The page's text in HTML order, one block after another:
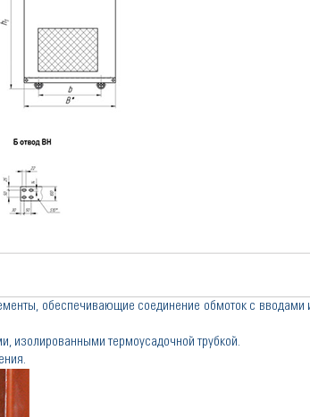
обеспечивающие соединение обмоток с
изолированными термоусадочной трубкой.